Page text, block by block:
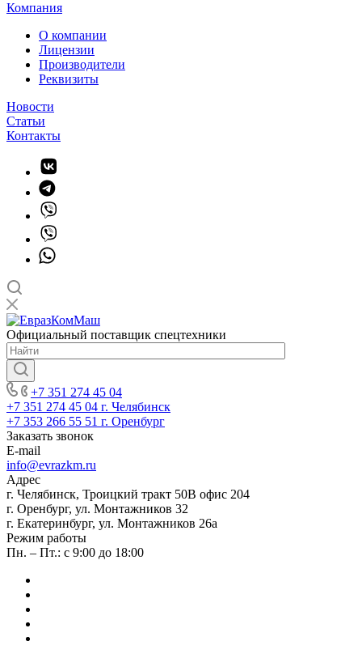
Компания
О компании
Лицензии
Производители
Реквизиты
Новости
Статьи
Контакты
Официальный поставщик спецтехники
+7 351 274 45 04
+7 351 274 45 04 г. Челябинск
+7 353 266 55 51 г. Оренбург
Заказать звонок
E-mail
info@evrazkm.ru
Адрес
г. Челябинск, Троицкий тракт 50В офис 204
г. Оренбург, ул. Монтажников 32
г. Екатеринбург, ул. Монтажников 26а
Режим работы
Пн. – Пт.: с 9:00 до 18:00